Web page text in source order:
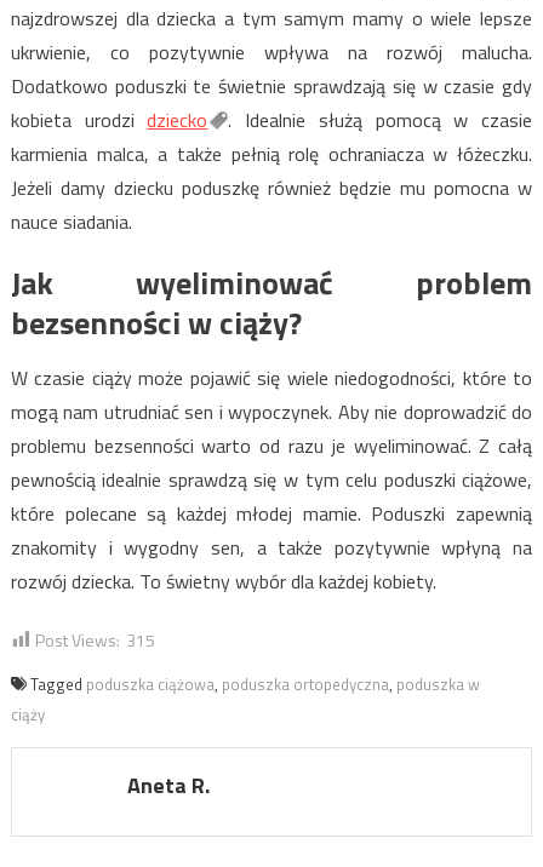
najzdrowszej dla dziecka a tym samym mamy o wiele lepsze
ukrwienie, co pozytywnie wpływa na rozwój malucha.
Dodatkowo poduszki te świetnie sprawdzają się w czasie gdy
kobieta urodzidziecko
. Idealnie służą pomocą w czasie
karmienia malca, a także pełnią rolę ochraniacza w łóżeczku.
Jeżeli damy dziecku poduszkę również będzie mu pomocna w
nauce siadania.
Jak wyeliminować problem
bezsenności w ciąży?
W czasie ciąży może pojawić się wiele niedogodności, które to
mogą nam utrudniać sen i wypoczynek. Aby nie doprowadzić do
problemu bezsenności warto od razu je wyeliminować. Z całą
pewnością idealnie sprawdzą się w tym celu poduszki ciążowe,
które polecane są każdej młodej mamie. Poduszki zapewnią
znakomity i wygodny sen, a także pozytywnie wpłyną na
rozwój dziecka. To świetny wybór dla każdej kobiety.
Post Views: 315
Tagged poduszka ciążowa, poduszka ortopedyczna, poduszka w
ciąży
Aneta R.